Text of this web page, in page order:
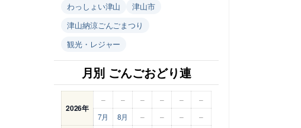
わっしょい津山
津山市
津山納涼ごんごまつり
観光・レジャー
月別 ごんごおどり連
2026年
– – – – –
–
7月
8月 – – – –